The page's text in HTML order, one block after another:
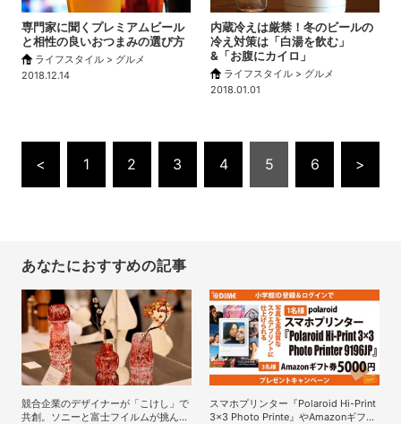
専門家に聞くプレミアムビール
と相性の良いおつまみの選び方
ライフスタイル > グルメ
2018.12.14
内蔵冷えは厳禁！冬のビールの
冷え対策は「白湯を飲む」
&「お腹にカイロ」
ライフスタイル > グルメ
2018.01.01
< 1 2 3 4 5 6 >
あなたにおすすめの記事
競合企業のデザイナーが「こけし」で
共創。ソニーと富士フイルムが挑んだ
スマホプリンター『Polaroid Hi-Print
3×3 Photo Printe』やAmazonギフト